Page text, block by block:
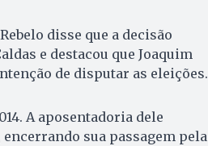
disse que a decisão
e destacou que Joaquim
de disputar as eleições.
A aposentadoria dele
sua passagem pela